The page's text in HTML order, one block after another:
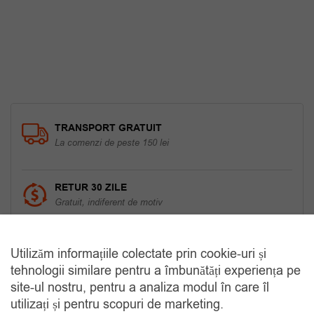
TRANSPORT GRATUIT
La comenzi de peste 150 lei
RETUR 30 ZILE
Gratuit, indiferent de motiv
COMANDA TELEFONIC
Tel. 0770420114
Utilizăm informațiile colectate prin cookie-uri și
tehnologii similare pentru a îmbunătăți experiența pe
site-ul nostru, pentru a analiza modul în care îl
utilizați și pentru scopuri de marketing.